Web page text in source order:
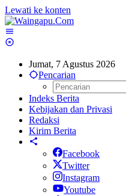
Lewati ke konten
Jumat, 7 Agustus 2026
Pencarian
Indeks Berita
Kebijakan dan Privasi
Redaksi
Kirim Berita
Facebook
Twitter
Instagram
Youtube